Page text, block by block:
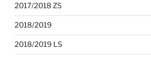
2017/2018 ZS
2018/2019
2018/2019 LS